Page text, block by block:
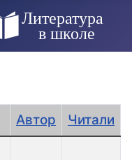
Автор Читали